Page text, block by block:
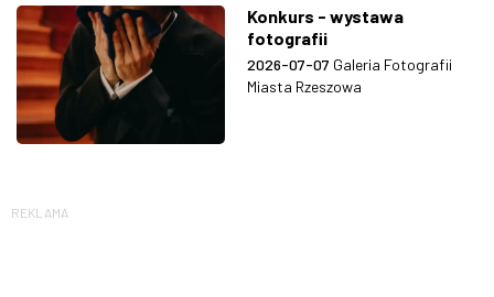
Konkurs - wystawa
fotografii
2026-07-07 Galeria Fotografii
Miasta Rzeszowa
REKLAMA